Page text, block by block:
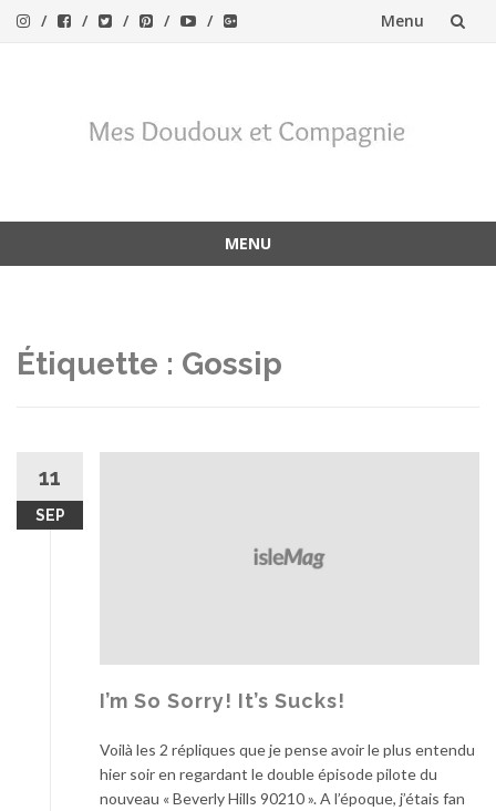
Menu
MENU
Étiquette : Gossip
11
SEP
I’m So Sorry! It’s Sucks!
Voilà les 2 répliques que je pense avoir le plus entendu
hier soir en regardant le double épisode pilote du
nouveau « Beverly Hills 90210 ». A l’époque, j’étais fan